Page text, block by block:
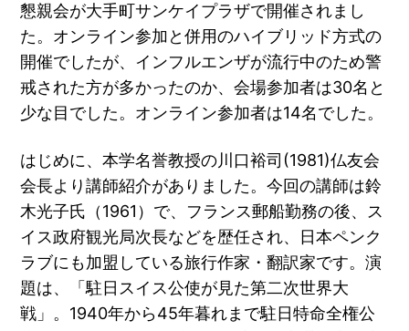
懇親会が大手町サンケイプラザで開催されまし
た。オンライン参加と併用のハイブリッド方式の
開催でしたが、インフルエンザが流行中のため警
戒された方が多かったのか、会場参加者は30名と
少な目でした。オンライン参加者は14名でした。
はじめに、本学名誉教授の川口裕司(1981)仏友会
会長より講師紹介がありました。今回の講師は鈴
木光子氏（1961）で、フランス郵船勤務の後、ス
イス政府観光局次長などを歴任され、日本ペンク
ラブにも加盟している旅行作家・翻訳家です。演
題は、「駐日スイス公使が見た第二次世界大
戦」。1940年から45年暮れまで駐日特命全権公